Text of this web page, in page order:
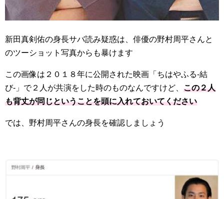
新田真剣佑の身長サバ読み疑惑は、俳優の野村周平さんと
のツーショット写真からも暴けます
この画像は２０１８年に公開された映画「ちはやふる‐結
び‐」で２人が共演をした時のものなんですけど、 この２人
も背丈が同じということを頭に入れておいてください
では、野村周平さんの身長を確認しましょう